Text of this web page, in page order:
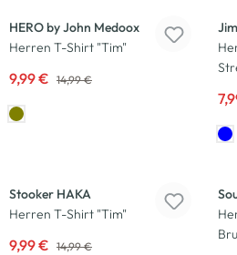
HERO by John Medoox
Herren T-Shirt "Tim"
9,99 € 14,99 €
Stooker HAKA
Herren T-Shirt "Tim"
9,99 € 14,99 €